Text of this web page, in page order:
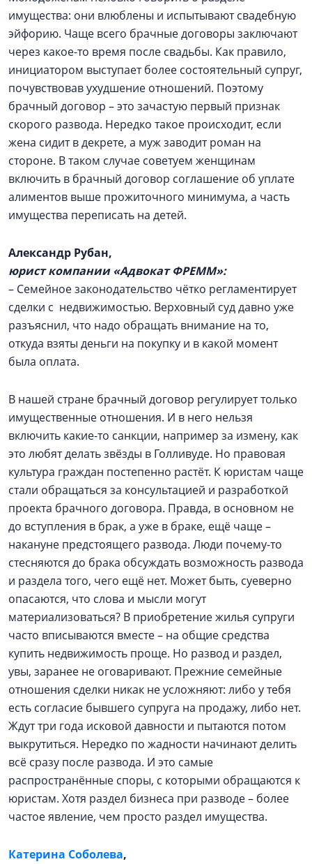
имущества: они влюблены и испытывают свадебную
эйфорию. Чаще всего брачные договоры заключают
через какое-то время после свадьбы. Как правило,
инициатором выступает более состоятельный супруг,
почувствовав ухудшение отношений. Поэтому
брачный договор – это зачастую первый признак
скорого развода. Нередко такое происходит, если
жена сидит в декрете, а муж заводит роман на
стороне. В таком случае советуем женщинам
включить в брачный договор соглашение об уплате
алиментов выше прожиточного минимума, а часть
имущества переписать на детей.
Александр Рубан,
юрист компании «Адвокат ФРЕММ»:
– Семейное законодательство чётко регламентирует
сделки с недвижимостью. Верховный суд давно уже
разъяснил, что надо обращать внимание на то,
откуда взяты деньги на покупку и в какой момент
была оплата.
В нашей стране брачный договор регулирует только
имущественные отношения. И в него нельзя
включить какие-то санкции, например за измену, как
это любят делать звёзды в Голливуде. Но правовая
культура граждан постепенно растёт. К юристам чаще
стали обращаться за консультацией и разработкой
проекта брачного договора. Правда, в основном не
до вступления в брак, а уже в браке, ещё чаще –
накануне предстоящего развода. Люди почему-то
стесняются до брака обсуждать возможность развода
и раздела того, чего ещё нет. Может быть, суеверно
опасаются, что слова и мысли могут
материализоваться? В приобретение жилья супруги
часто вписываются вместе – на общие средства
купить недвижимость проще. Но развод и раздел,
увы, заранее не оговаривают. Прежние семейные
отношения сделки никак не усложняют: либо у тебя
есть согласие бывшего супруга на продажу, либо нет.
Ждут три года исковой давности и пытаются потом
выкрутиться. Нередко по жадности начинают делить
всё сразу после развода. И это самые
распространённые споры, с которыми обращаются к
юристам. Хотя раздел бизнеса при разводе – более
частое явление, чем просто раздел имущества.
Катерина Соболева,